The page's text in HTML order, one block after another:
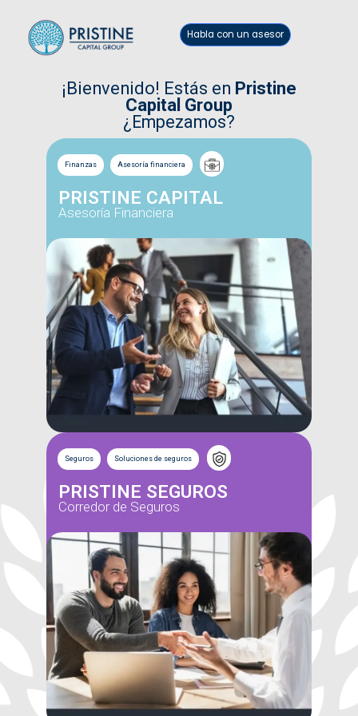
Habla con un asesor
¡Bienvenido! Estás en Pristine
Capital Group
¿Empezamos?
Finanzas Asesoría financiera
PRISTINE CAPITAL
Asesoría Financiera
Seguros Soluciones de seguros
PRISTINE SEGUROS
Corredor de Seguros